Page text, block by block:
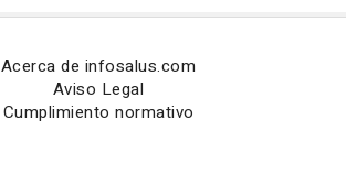
Acerca de infosalus.com
Aviso Legal
Cumplimiento normativo